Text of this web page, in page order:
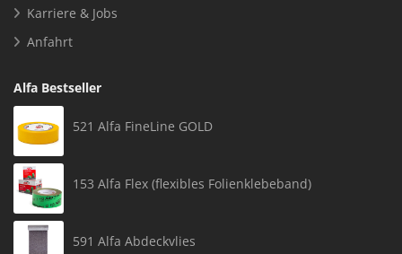
Karriere & Jobs
Anfahrt
Alfa Bestseller
521 Alfa FineLine GOLD
153 Alfa Flex (flexibles Folienklebeband)
591 Alfa Abdeckvlies